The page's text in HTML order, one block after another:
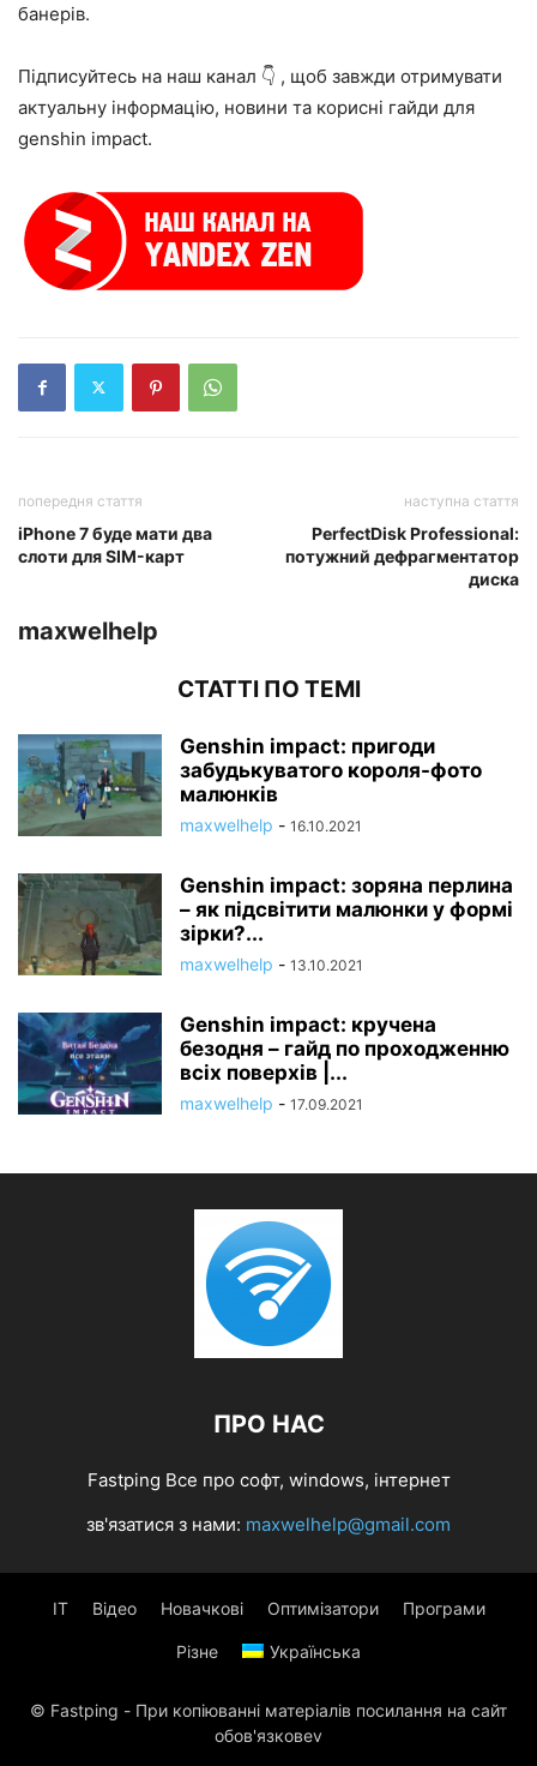
банерів.
Підписуйтесь на наш канал 👇 , щоб завжди отримувати
актуальну інформацію, новини та корисні гайди для
genshin impact.
попередня стаття
iPhone 7 буде мати два
слоти для SIM-карт
наступна стаття
PerfectDisk Professional:
потужний дефрагментатор
диска
maxwelhelp
СТАТТІ ПО ТЕМІ
Genshin impact: пригоди
забудькуватого короля-фото
малюнків
maxwelhelp - 16.10.2021
Genshin impact: зоряна перлина
– як підсвітити малюнки у формі
зірки?...
maxwelhelp - 13.10.2021
Genshin impact: кручена
безодня – гайд по проходженню
всіх поверхів |...
maxwelhelp - 17.09.2021
ПРО НАС
Fastping Все про софт, windows, інтернет
зв'язатися з нами: maxwelhelp@gmail.com
IT Відео Новачкові Оптимізатори Програми
Різне Українська
© Fastping - При копіюванні матеріалів посилання на сайт
обов'язковеv